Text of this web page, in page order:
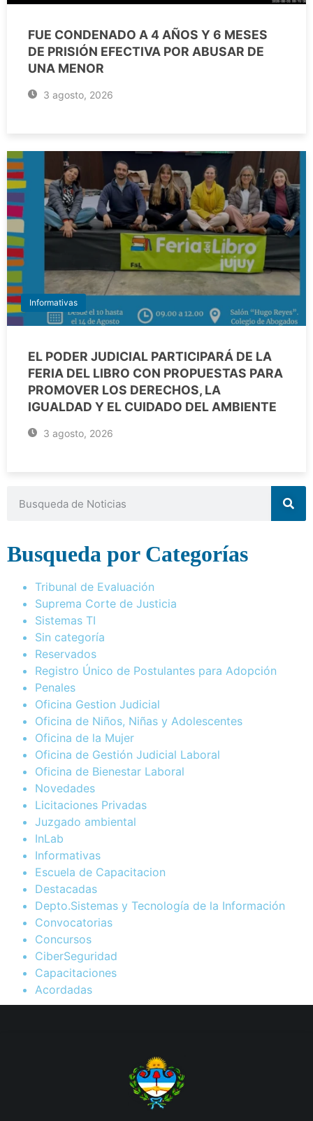
FUE CONDENADO A 4 AÑOS Y 6 MESES
DE PRISIÓN EFECTIVA POR ABUSAR DE
UNA MENOR
3 agosto, 2026
Informativas
EL PODER JUDICIAL PARTICIPARÁ DE LA
FERIA DEL LIBRO CON PROPUESTAS PARA
PROMOVER LOS DERECHOS, LA
IGUALDAD Y EL CUIDADO DEL AMBIENTE
3 agosto, 2026
Busqueda por Categorías
Tribunal de Evaluación
Suprema Corte de Justicia
Sistemas TI
Sin categoría
Reservados
Registro Único de Postulantes para Adopción
Penales
Oficina Gestion Judicial
Oficina de Niños, Niñas y Adolescentes
Oficina de la Mujer
Oficina de Gestión Judicial Laboral
Oficina de Bienestar Laboral
Novedades
Licitaciones Privadas
Juzgado ambiental
InLab
Informativas
Escuela de Capacitacion
Destacadas
Depto.Sistemas y Tecnología de la Información
Convocatorias
Concursos
CiberSeguridad
Capacitaciones
Acordadas